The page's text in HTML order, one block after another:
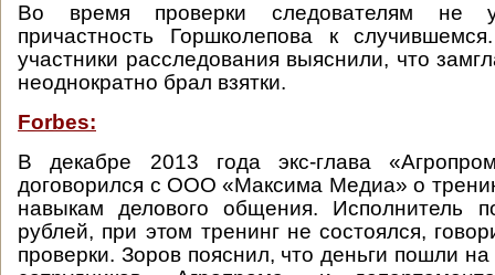
Во время проверки следователям не
причастность Горшколепова к
участники расследования выяснили, что
неоднократно брал взятки.
Forbes:
В декабре 2013 года экс-глава
договорился с ООО «Максима Медиа» о
навыкам делового общения. Исполнитель
рублей, при этом тренинг не состоялся,
проверки. Зоров пояснил, что деньги пошли